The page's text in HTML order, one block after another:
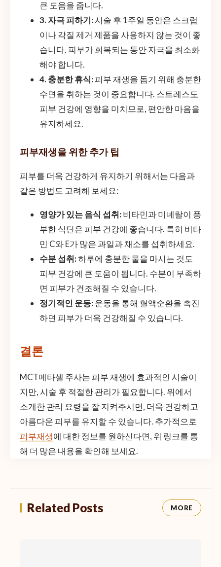
큰 도움을 줍니다.
3. 자극 피하기:시술 후 1주일 동안은 스크럽
이나 각질 제거 제품을 사용하지 않는 것이 좋
습니다. 피부가 회복되는 동안 자극을 최소화
해야 합니다.
4. 충분한 휴식: 피부 재생을 돕기 위해 충분한
수면을 취하는 것이 중요합니다. 스트레스도
피부 건강에 영향을 미치므로, 편안한 마음을
유지하세요.
피부재생을 위한 추가 팁
피부를 더욱 건강하게 유지하기 위해서는 다음과
같은 방법도 고려해 보세요:
영양가 있는 음식 섭취: 비타민과 미네랄이 풍
부한 식단은 피부 건강에 좋습니다. 특히 비타
민 C와 E가 많은 과일과 채소를 섭취하세요.
수분 섭취:하루에 충분한 물을 마시는 것도
피부 건강에 큰 도움이 됩니다. 수분이 부족하
면 피부가 건조해질 수 있습니다.
정기적인 운동: 운동을 통해 혈액순환을 촉진
하면 피부가 더욱 건강해질 수 있습니다.
결론
MCT메타셀 주사는 피부 재생에 효과적인 시술이
지만, 시술 후 적절한 관리가 필요합니다. 위에서
소개한 관리 요령을 잘 지켜주시면, 더욱 건강하고
아름다운 피부를 유지할 수 있습니다. 추가적으로
피부재생에 대한 정보를 원하신다면, 위 링크를 통
해 더 많은 내용을 확인해 보세요.
Related Posts MORE